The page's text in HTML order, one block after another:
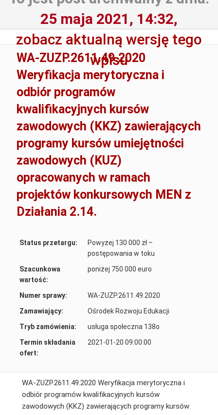
25 maja 2021, 14:32,
zobacz aktualną wersję tego
wpisu
WA-ZUZP.2611.49.2020
Weryfikacja merytoryczna i
odbiór programów
kwalifikacyjnych kursów
zawodowych (KKZ) zawierających
programy kursów umiejętności
zawodowych (KUZ)
opracowanych w ramach
projektów konkursowych MEN z
Działania 2.14.
Status przetargu:
Powyżej 130 000 zł –
postępowania w toku
Szacunkowa
wartość:
poniżej 750 000 euro
Numer sprawy:
WA-ZUZP.2611.49.2020
Zamawiający:
Ośrodek Rozwoju Edukacji
Tryb zamówienia:
usługa społeczna 138o
Termin składania
ofert:
2021-01-20 09:00:00
WA-ZUZP.2611.49.2020 Weryfikacja merytoryczna i
odbiór programów kwalifikacyjnych kursów
zawodowych (KKZ) zawierających programy kursów